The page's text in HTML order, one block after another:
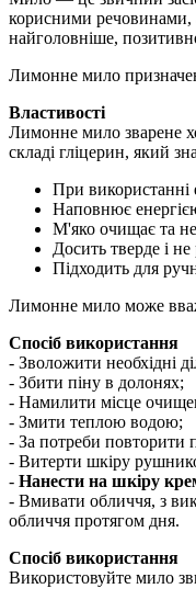
корисними речовинами,
найголовніше,
Лимонне мило
Властивості
Лимонне мило зварене
складі гліцерин, який
При використанні
Наповнює
М'яко очищає та
Досить тверде і
Підходить для
Лимонне мило може
Спосіб використання
- Зволожити необхідні
- Збити піну в долонях;
- Намилити місце
- Змити теплою водою;
- За потреби повторити
- Витерти шкіру
- Нанести на шкіру
- Вмивати обличчя, з
обличчя протягом дня.
Спосіб використання
Використовуйте мило